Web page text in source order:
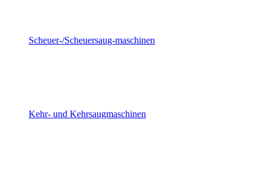
Scheuer-/Scheuersaug-maschinen
Kehr- und Kehrsaugmaschinen